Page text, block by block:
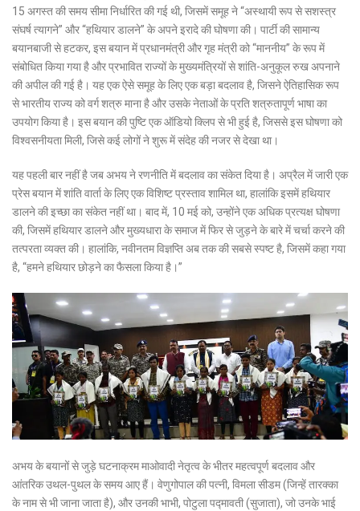
15 अगस्त की समय सीमा निर्धारित की गई थी, जिसमें समूह ने “अस्थायी रूप से सशस्त्र
संघर्ष त्यागने” और “हथियार डालने” के अपने इरादे की घोषणा की। पार्टी की सामान्य
बयानबाजी से हटकर, इस बयान में प्रधानमंत्री और गृह मंत्री को “माननीय” के रूप में
संबोधित किया गया है और प्रभावित राज्यों के मुख्यमंत्रियों से शांति-अनुकूल रुख अपनाने
की अपील की गई है। यह एक ऐसे समूह के लिए एक बड़ा बदलाव है, जिसने ऐतिहासिक रूप
से भारतीय राज्य को वर्ग शत्रु माना है और उसके नेताओं के प्रति शत्रुतापूर्ण भाषा का
उपयोग किया है। इस बयान की पुष्टि एक ऑडियो क्लिप से भी हुई है, जिससे इस घोषणा को
विश्वसनीयता मिली, जिसे कई लोगों ने शुरू में संदेह की नजर से देखा था।
यह पहली बार नहीं है जब अभय ने रणनीति में बदलाव का संकेत दिया है। अप्रैल में जारी एक
प्रेस बयान में शांति वार्ता के लिए एक विशिष्ट प्रस्ताव शामिल था, हालांकि इसमें हथियार
डालने की इच्छा का संकेत नहीं था। बाद में, 10 मई को, उन्होंने एक अधिक प्रत्यक्ष घोषणा
की, जिसमें हथियार डालने और मुख्यधारा के समाज में फिर से जुड़ने के बारे में चर्चा करने की
तत्परता व्यक्त की। हालांकि, नवीनतम विज्ञप्ति अब तक की सबसे स्पष्ट है, जिसमें कहा गया
है, “हमने हथियार छोड़ने का फैसला किया है।”
अभय के बयानों से जुड़े घटनाक्रम माओवादी नेतृत्व के भीतर महत्वपूर्ण बदलाव और
आंतरिक उथल-पुथल के समय आए हैं। वेणुगोपाल की पत्नी, विमला सीडम (जिन्हें तारक्का
के नाम से भी जाना जाता है), और उनकी भाभी, पोटुला पद्मावती (सुजाता), जो उनके भाई